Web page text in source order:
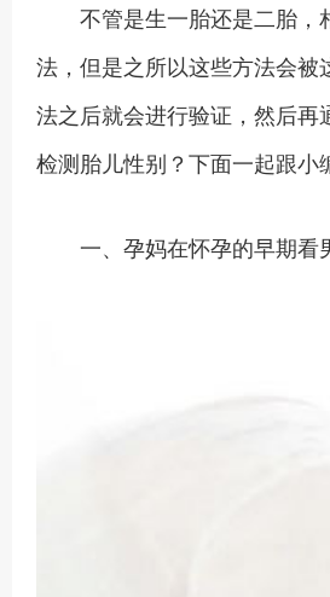
不管是生一胎还是二胎，
法，但是之所以这些方法会
法之后就会进行验证，然后
检测胎儿性别？下面一起跟小
一、孕妈在怀孕的早期看